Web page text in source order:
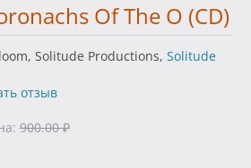
Of The O (CD)
Solitude Productions, Solitude
отзыв
900.00 ₽